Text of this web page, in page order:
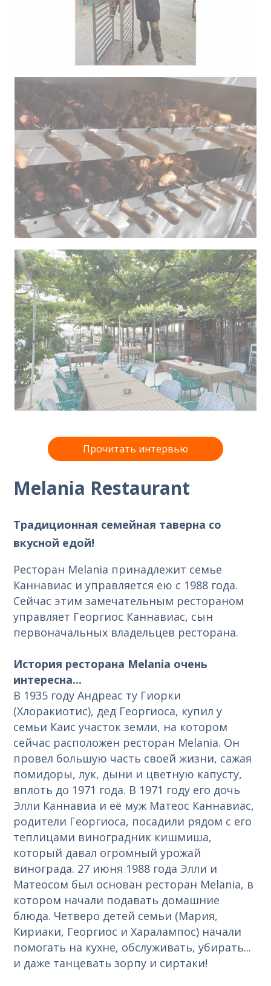
Прочитать интервью
Melania Restaurant
Традиционная семейная таверна со
вкусной едой!
Ресторан Melania принадлежит семье
Каннавиас и управляется ею с 1988 года.
Сейчас этим замечательным рестораном
управляет Георгиос Каннавиас, сын
первоначальных владельцев ресторана.
История ресторана Melania очень
интересна...
В 1935 году Андреас ту Гиорки
(Хлоракиотис), дед Георгиоса, купил у
семьи Каис участок земли, на котором
сейчас расположен ресторан Melania. Он
провел большую часть своей жизни, сажая
помидоры, лук, дыни и цветную капусту,
вплоть до 1971 года. В 1971 году его дочь
Элли Каннавиа и её муж Матеос Каннавиас,
родители Георгиоса, посадили рядом с его
теплицами виноградник кишмиша,
который давал огромный урожай
винограда. 27 июня 1988 года Элли и
Матеосом был основан ресторан Melania, в
котором начали подавать домашние
блюда. Четверо детей семьи (Мария,
Кириаки, Георгиос и Харалампос) начали
помогать на кухне, обслуживать, убирать...
и даже танцевать зорпу и сиртаки!